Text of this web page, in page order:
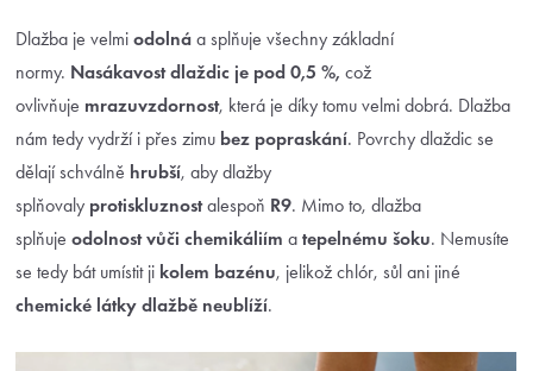
Dlažba je velmi odolná a splňuje všechny základní
normy. Nasákavost dlaždic je pod 0,5 %, což
ovlivňuje mrazuvzdornost, která je díky tomu velmi dobrá. Dlažba
nám tedy vydrží i přes zimu bez popraskání. Povrchy dlaždic se
dělají schválně hrubší, aby dlažby
splňovaly protiskluznostalespoň R9. Mimo to, dlažba
splňuje odolnost vůči chemikáliím a tepelnému šoku. Nemusíte
se tedy bát umístit ji kolem bazénu, jelikož chlór, sůl ani jiné
chemické látky dlažbě neublíží.